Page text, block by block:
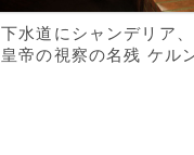
下水道にシャンデリア
皇帝の視察の名残 ケル